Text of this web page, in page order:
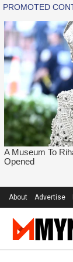
About Advertise